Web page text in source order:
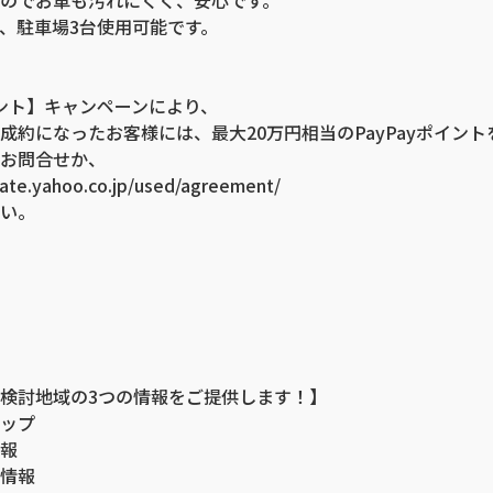
車場3台使用可能です。
】キャンペーンにより、
約になったお客様には、最大20万円相当のPayPayポイント
問合せか、
used/agreement/
。
討地域の3つの情報をご提供します！】
プ
報